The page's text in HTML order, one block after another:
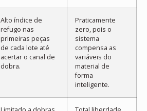
Alto índice de
refugo nas
primeiras peças
de cada lote até
acertar o canal de
dobra.
Praticamente
zero, pois o
sistema
compensa as
variáveis do
material de
forma
inteligente.